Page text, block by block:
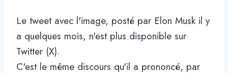
Le tweet avec l'image, posté par Elon Musk il y
a quelques mois, n'est plus disponible sur
Twitter (X).
C'est le même discours qu'il a prononcé, par